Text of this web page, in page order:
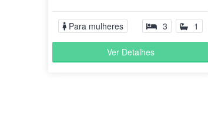
Para mulheres 3 1
Ver Detalhes